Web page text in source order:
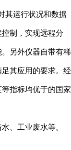
其运行状况和数据
制，实现远程分
另外仪器自带有稀
其应用的要求。经
指标均优于的国家
、工业废水等。